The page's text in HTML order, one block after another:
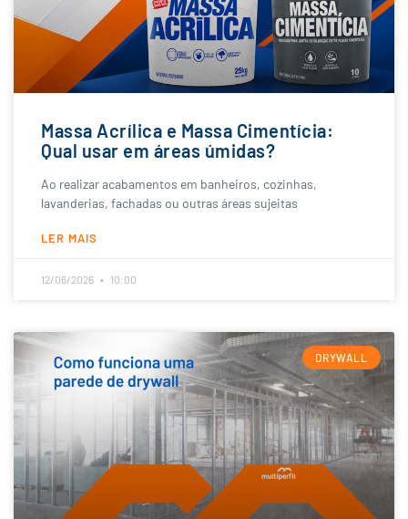
Massa Acrílica e Massa Cimentícia:
Qual usar em áreas úmidas?
Ao realizar acabamentos em banheiros, cozinhas,
lavanderias, fachadas ou outras áreas sujeitas
LER MAIS
12/06/2026 10:00
DRYWALL